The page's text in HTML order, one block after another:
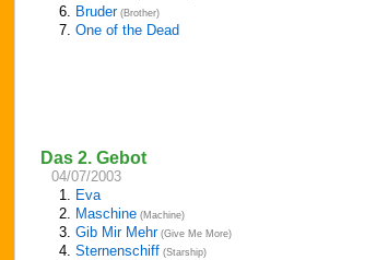
6. Bruder(Brother)
7. One of the Dead
Das 2. Gebot
04/07/2003
1. Eva
2. Maschine (Machine)
3. Gib Mir Mehr(Give Me More)
4. Sternenschiff (Starship)